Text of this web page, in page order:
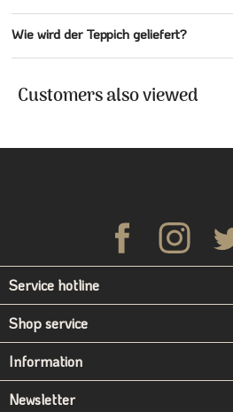
Wie wird der Teppich geliefert?
Customers also viewed
Service hotline
Shop service
Information
Newsletter